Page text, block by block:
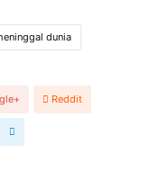
dunia
Reddit